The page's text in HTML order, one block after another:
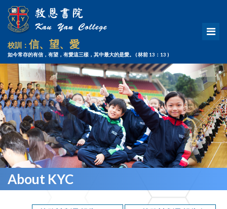
校訓：信、望、愛
如今常存的有信，有望，有愛這三樣，其中最大的是愛。 ( 林前 13：13 )
About KYC